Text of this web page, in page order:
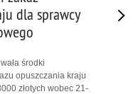
dla sprawcy
środki
opuszczania kraju
złotych wobec 21-